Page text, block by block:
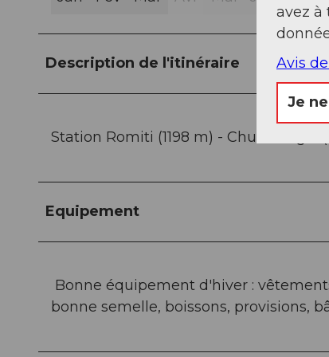
Description de l'itinéraire
Station Romiti (1198 m) - Chuenzingel
Equipement
Bonne équipement d'hiver :
bonne semelle, boissons, provisions,
avez à
Avis
Je